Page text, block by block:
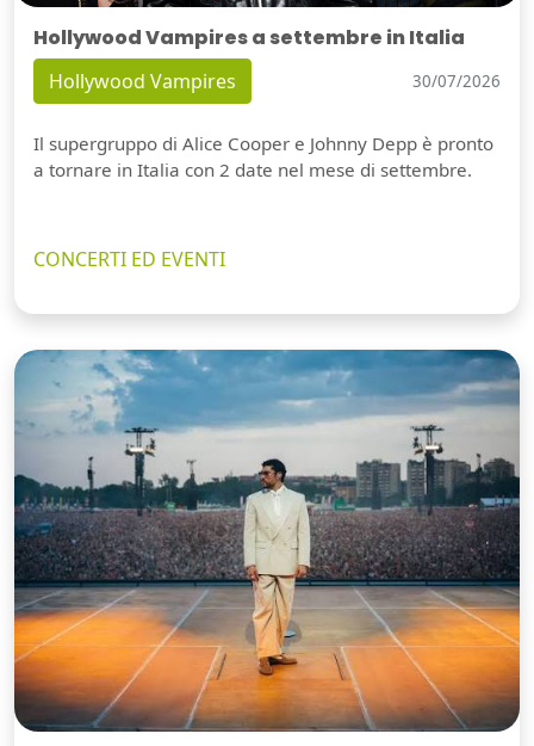
Hollywood Vampires a settembre in Italia
Hollywood Vampires 30/07/2026
Il supergruppo di Alice Cooper e Johnny Depp è pronto
a tornare in Italia con 2 date nel mese di settembre.
CONCERTI ED EVENTI